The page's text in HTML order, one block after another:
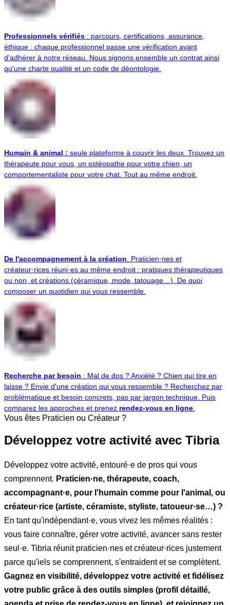
Professionnels vérifiés : parcours, certifications, assurance,
éthique : chaque professionnel passe une vérification avant
d'adhérer à notre réseau. Nous signons ensemble un contrat ainsi
qu'une charte qualité et un code de déontologie.
Humain & animal : seule plateforme à couvrir les deux. Trouvez un
thérapeute pour vous, un ostéopathe pour votre chien, un
comportementaliste pour votre chat. Tout au même endroit.
De l'accompagnement à la création . Praticien·nes et
créateur·rices réuni·es au même endroit : pratiques thérapeutiques
ou non, et créations (céramique, mode, tatouage…). De quoi
composer un quotidien qui vous ressemble.
Recherche par besoin : Mal de dos ? Anxiété ? Chien qui tire en
laisse ? Envie d'une création qui vous ressemble ? Recherchez par
problématique et besoin concrets, pas par jargon technique. Puis
comparez les approches et prenez rendez-vous en ligne
Vous êtes Praticien ou Créateur ?
Développez votre activité avec Tibria
Développez votre activité, entouré·e de pros qui vous
comprennent. Praticien·ne, thérapeute, coach,
accompagnant·e, pour l'humain comme pour l'animal, ou
créateur·rice (artiste, céramiste, styliste, tatoueur·se…) ?
En tant qu'indépendant·e, vous vivez les mêmes réalités :
vous faire connaître, gérer votre activité, avancer sans rester
seul·e. Tibria réunit praticien·nes et créateur·rices justement
parce qu'iels se comprennent, s'entraident et se complètent.
Gagnez en visibilité, développez votre activité et fidélisez
votre public grâce à des outils simples (profil détaillé,